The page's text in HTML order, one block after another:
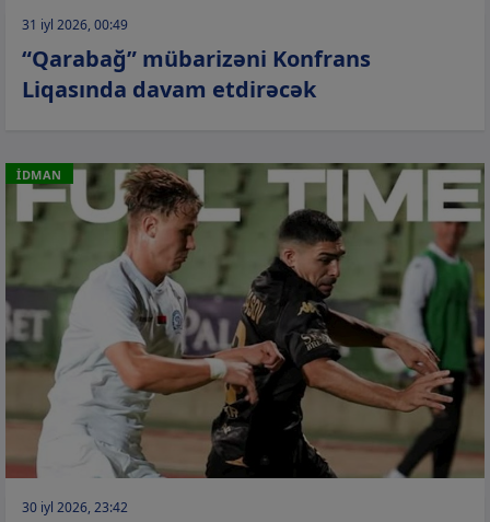
31 iyl 2026, 00:49
“Qarabağ” mübarizəni Konfrans
Liqasında davam etdirəcək
İDMAN
30 iyl 2026, 23:42